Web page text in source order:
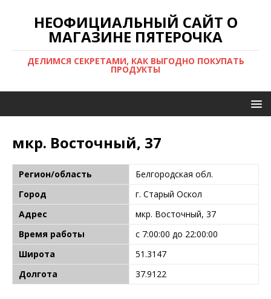
НЕОФИЦИАЛЬНЫЙ САЙТ О
МАГАЗИНЕ ПЯТЕРОЧКА
ДЕЛИМСЯ СЕКРЕТАМИ, КАК ВЫГОДНО ПОКУПАТЬ
ПРОДУКТЫ
мкр. Восточный, 37
Регион/область
Белгородская обл.
Город
г. Старый Оскол
Адрес
мкр. Восточный, 37
Время работы
с 7:00:00 до 22:00:00
Широта
51.3147
Долгота
37.9122